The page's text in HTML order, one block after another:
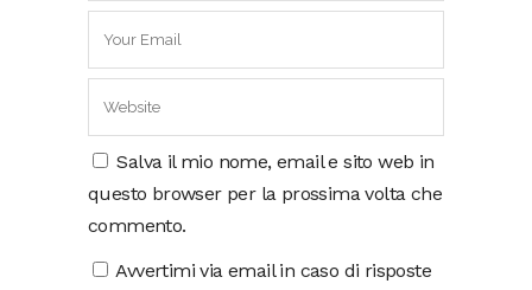
Salva il mio nome, email e sito web in
questo browser per la prossima volta che
commento.
Avvertimi via email in caso di risposte